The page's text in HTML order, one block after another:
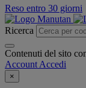
Reso entro 30 giorni
Ricerca
Contenuti del sito
Account Accedi
×